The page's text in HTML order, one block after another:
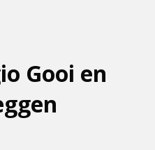
Gooi en